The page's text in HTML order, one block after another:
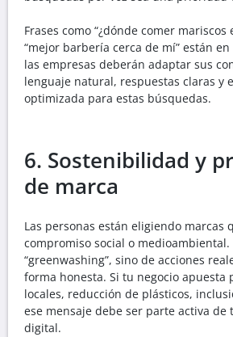
Frases como “¿dónde comer mariscos
“mejor barbería cerca de mí” están
las empresas deberán adaptar sus
lenguaje natural, respuestas claras y
optimizada para estas búsquedas.
6. Sostenibilidad y
de marca
Las personas están eligiendo marcas
compromiso social o
“greenwashing”, sino de acciones
forma honesta. Si tu negocio apuesta
locales, reducción de plásticos,
ese mensaje debe ser parte activa de
digital.